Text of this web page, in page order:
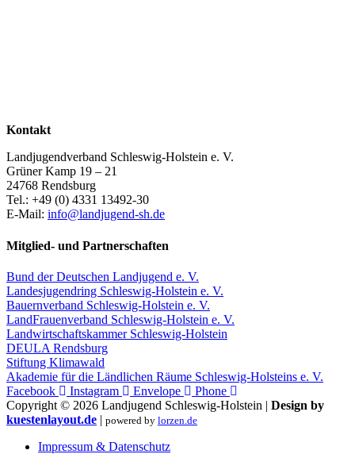
Kontakt
Landjugendverband Schleswig-Holstein e. V.
Grüner Kamp 19 – 21
24768 Rendsburg
Tel.: +49 (0) 4331 13492-30
E-Mail: info@landjugend-sh.de
Mitglied- und Partnerschaften
Bund der Deutschen Landjugend e. V.
Landesjugendring Schleswig-Holstein e. V.
Bauernverband Schleswig-Holstein e. V.
LandFrauenverband Schleswig-Holstein e. V.
Landwirtschaftskammer Schleswig-Holstein
DEULA Rendsburg
Stiftung Klimawald
Akademie für die Ländlichen Räume Schleswig-Holsteins e. V.
Facebook
Instagram Envelope
Phone
Copyright © 2026 Landjugend Schleswig-Holstein | Design by
kuestenlayout.de | powered by lorzen.de
Impressum & Datenschutz